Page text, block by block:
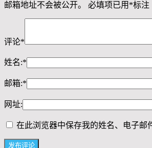
邮箱地址不会被公开。 必填项已用 *标注
评论*
姓名:*
邮箱:*
网址:
在此浏览器中保存我的姓名、电子邮